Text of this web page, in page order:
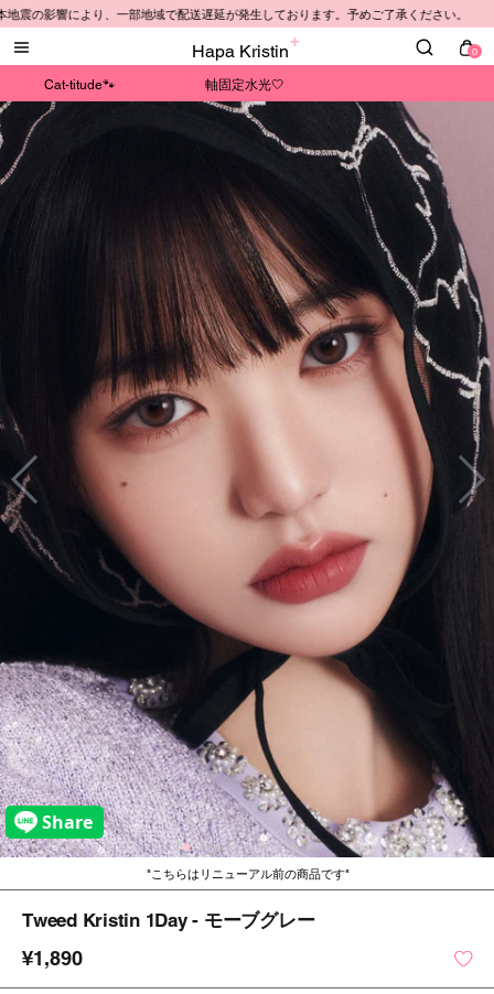
Hapa Kristin 0
Cat-titude🐾 軸固定水光🤍
、一部地域で配送遅延が発生しております。予めご了承ください。
こちらはリニューアル前の商品です
Tweed Kristin 1Day - モーブグレー
¥1,890